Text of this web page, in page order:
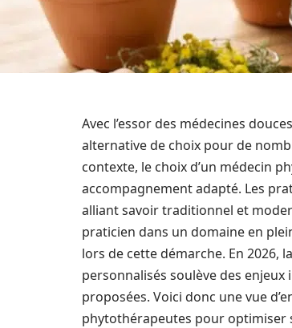
Avec l’essor des médecines
alternative de choix pour de
contexte, le choix d’un médecin
accompagnement adapté. Les
alliant savoir traditionnel et
praticien dans un domaine en
lors de cette démarche. En 2026,
personnalisés soulève des
proposées. Voici donc une vue
phytothérapeutes pour optimiser